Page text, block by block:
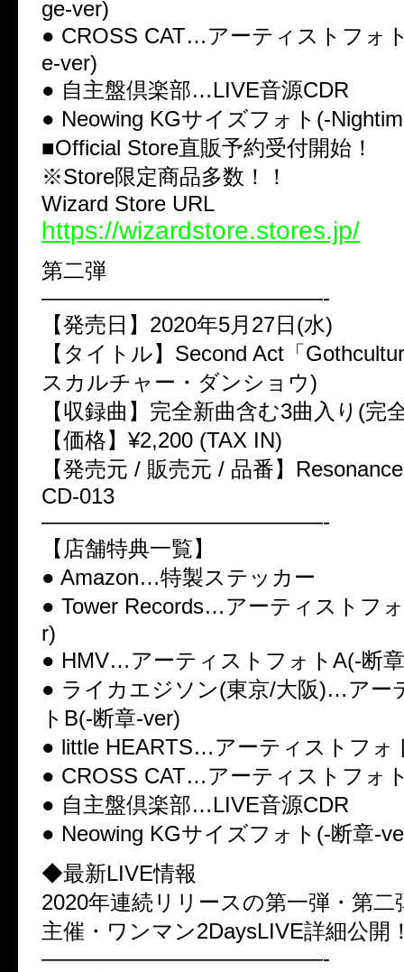
ge-ver)
● CROSS CAT…アーティストフォ
e-ver)
● 自主盤倶楽部…LIVE音源CDR
● Neowing KGサイズフォト(-
■Official Store直販予約受付開始！
※Store限定商品多数！！
Wizard Store URL
https://wizardstore.stores.jp/
第二弾
—————————————-
【発売日】2020年5月27日(水)
【タイトル】Second Act「
スカルチャー・ダンショウ)
【収録曲】完全新曲含む3曲入り(完
【価格】¥2,200 (TAX IN)
【発売元 / 販売元 / 品番】
CD-013
—————————————-
【店舗特典一覧】
● Amazon…特製ステッカー
● Tower Records…アーティストフ
r)
● HMV…アーティストフォトA(-断
● ライカエジソン(東京/大阪)…アー
トB(-断章-ver)
● little HEARTS…アーティストフォ
● CROSS CAT…アーティストフォ
● 自主盤倶楽部…LIVE音源CDR
● Neowing KGサイズフォト(-断章-
◆最新LIVE情報
2020年連続リリースの第一弾・第二
主催・ワンマン2DaysLIVE詳細公開
—————————————-